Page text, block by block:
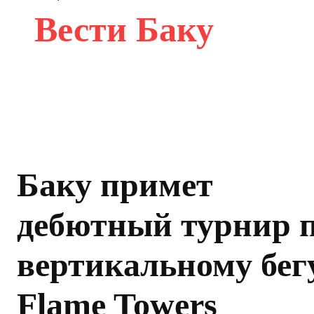
Вести Баку
Баку примет
дебютный турнир
вертикальному
Flame Towers